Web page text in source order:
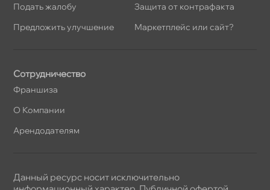
Подать жалобу
Предложить улучшение
Защита от контрафакта
Маркетплейс или сайт?
Сотрудничество
Франшиза
О Компании
Арендодателям
Данный ресурс носит исключительно